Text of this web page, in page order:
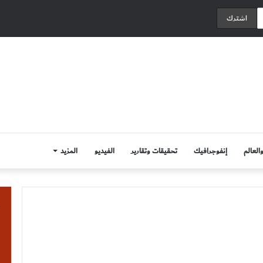
إنفوجرافيك تحقيقات وتقارير الفيديو المزيد